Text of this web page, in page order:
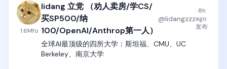
1.6Mfo
lidang 立党 （劝人卖房/学CS/
买SP500/纳
100/OpenAI/Anthrop第一人）
@lidangzzz
· 8h
ago
发布
全球AI最顶级的四所大学：斯坦福、CMU、UC
Berkeley、南京大学